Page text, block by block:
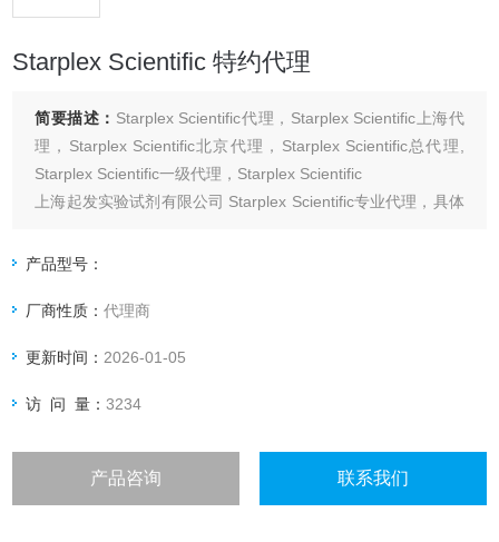
Starplex Scientific 特约代理
简要描述： Starplex Scientific代理，Starplex Scientific上海代
理，Starplex Scientific北京代理，Starplex Scientific总代理,
Starplex Scientific一级代理，Starplex Scientific
上海起发实验试剂有限公司 Starplex Scientific专业代理，具体
产品型号：
厂商性质：代理商
更新时间： 2026-01-05
访 问 量：3234
产品咨询 联系我们